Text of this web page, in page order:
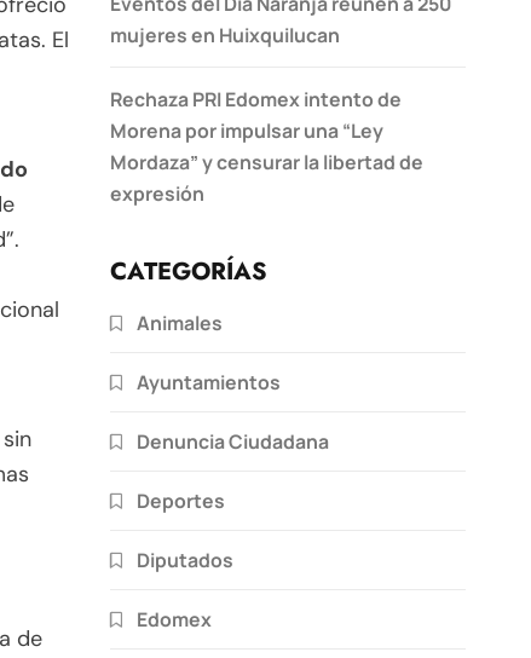
El
de
mujeres en Huixquilucan
Rechaza PRI Edomex intento de
Morena por impulsar una “Ley
Mordaza” y censurar la libertad de
expresión
CATEGORÍAS
Animales
Ayuntamientos
Denuncia Ciudadana
Deportes
Diputados
Edomex